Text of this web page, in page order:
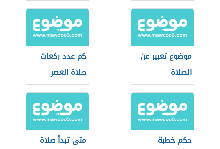
موضوع تعبير عن
الصلاة
كم عدد ركعات
صلاة العصر
حكم خطبة
متى تبدأ صلاة